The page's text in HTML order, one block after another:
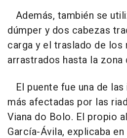
Además, también se
dúmper y dos cabezas
carga y el traslado de los
arrastrados hasta la zona
El puente fue una de
más afectadas por las
Viana do Bolo. El propio
García-Ávila, explicaba